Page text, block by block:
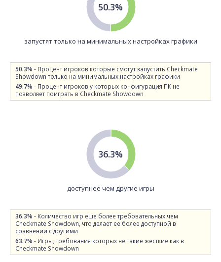
50.3%
запустят только на минимальных настройках графики
50.3% - Процент игроков которые смогут запустить Checkmate
Showdown только на минимальных настройках графики
49.7% - Процент игроков у которых конфигурация ПК не
позволяет поиграть в Checkmate Showdown
36.3%
доступнее чем другие игры
36.3% - Количество игр еще более требовательных чем
Checkmate Showdown, что делает ее более доступной в
сравнении с другими
63.7% - Игры, требования которых не такие жесткие как в
Checkmate Showdown